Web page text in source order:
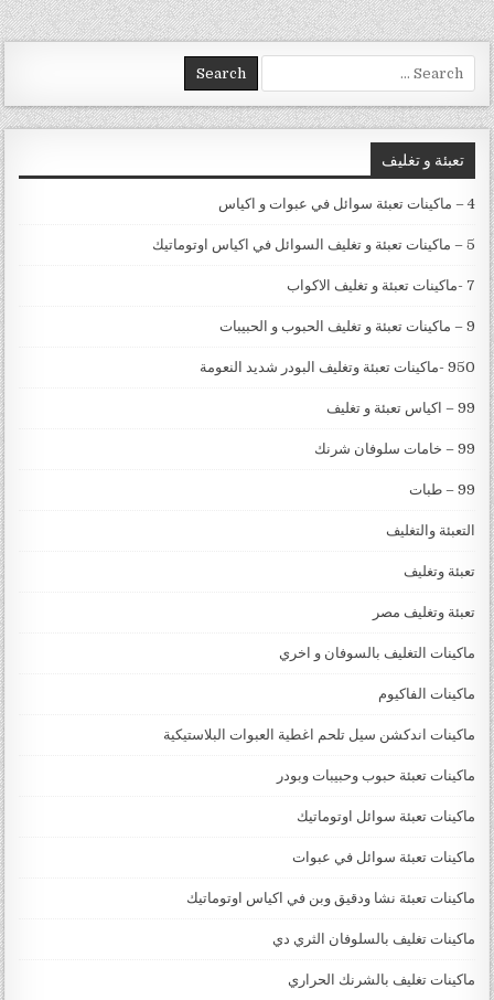
Search for:
تعبئة و تغليف
4 – ماكينات تعبئة سوائل في عبوات و اكياس
5 – ماكينات تعبئة و تغليف السوائل في اكياس اوتوماتيك
7 -ماكينات تعبئة و تغليف الاكواب
9 – ماكينات تعبئة و تغليف الحبوب و الحبيبات
950 -ماكينات تعبئة وتغليف البودر شديد النعومة
99 – اكياس تعبئة و تغليف
99 – خامات سلوفان شرنك
99 – طبات
التعبئة والتغليف
تعبئة وتغليف
تعبئة وتغليف مصر
ماكينات التغليف بالسوفان و اخري
ماكينات الفاكيوم
ماكينات اندكشن سيل تلحم اغطية العبوات البلاستيكية
ماكينات تعبئة حبوب وحبيبات وبودر
ماكينات تعبئة سوائل اوتوماتيك
ماكينات تعبئة سوائل في عبوات
ماكينات تعبئة نشا ودقيق وبن في اكياس اوتوماتيك
ماكينات تغليف بالسلوفان الثري دي
ماكينات تغليف بالشرنك الحراري